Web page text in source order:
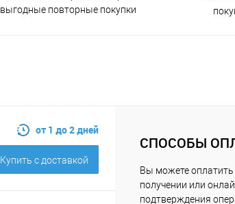
выгодные повторные покупки
от 1 до 2 дней
Купить c доставкой
СПОСОБЫ
Вы можете оплатить
получении или
подтверждения